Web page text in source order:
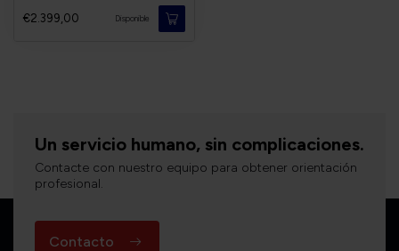
€2.399,00 Disponible
Un servicio humano, sin complicaciones.
Contacte con nuestro equipo para obtener orientación
profesional.
Contacto